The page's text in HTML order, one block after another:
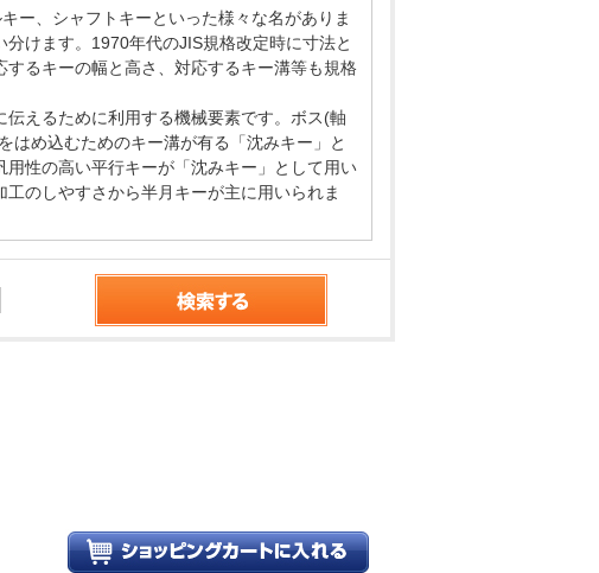
ー、シャフトキーといった様々な名がありま
分けます。1970年代のJIS規格改定時に寸法と
るキーの幅と高さ、対応するキー溝等も規格
えるために利用する機械要素です。ボス(軸
はめ込むためのキー溝が有る「沈みキー」と
性の高い平行キーが「沈みキー」として用い
のしやすさから半月キーが主に用いられま